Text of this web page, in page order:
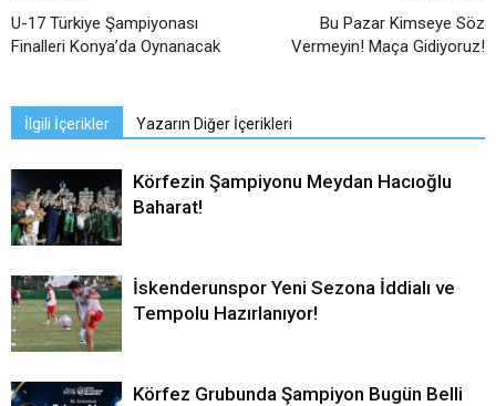
U-17 Türkiye Şampiyonası
Finalleri Konya’da Oynanacak
Bu Pazar Kimseye Söz
Vermeyin! Maça Gidiyoruz!
İlgili İçerikler Yazarın Diğer İçerikleri
Körfezin Şampiyonu Meydan Hacıoğlu
Baharat!
İskenderunspor Yeni Sezona İddialı ve
Tempolu Hazırlanıyor!
Körfez Grubunda Şampiyon Bugün Belli